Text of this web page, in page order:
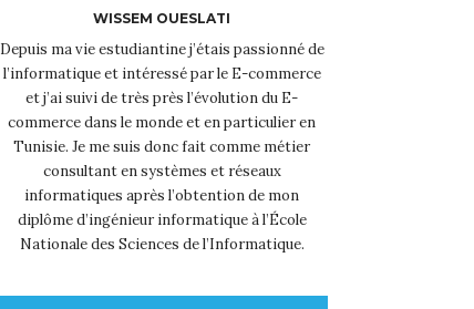
WISSEM OUESLATI
Depuis ma vie estudiantine j’étais passionné de
l’informatique et intéressé par le E-commerce
et j’ai suivi de très près l’évolution du E-
commerce dans le monde et en particulier en
Tunisie. Je me suis donc fait comme métier
consultant en systèmes et réseaux
informatiques après l’obtention de mon
diplôme d’ingénieur informatique à l’École
Nationale des Sciences de l’Informatique.